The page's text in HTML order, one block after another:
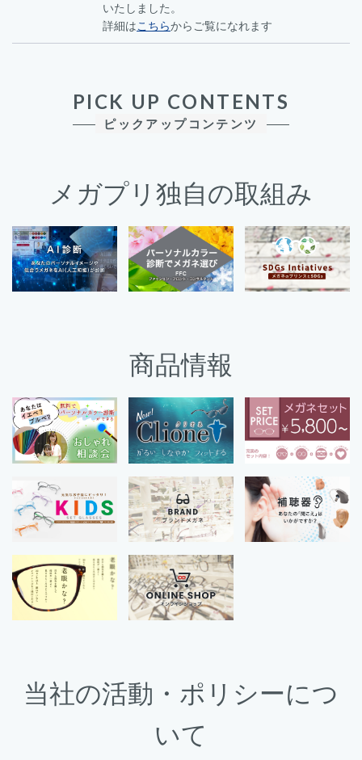
いたしました。
詳細はこちらからご覧になれます
PICK UP CONTENTS
ピックアップコンテンツ
メガプリ独自の取組み
商品情報
当社の活動・ポリシーにつ
いて